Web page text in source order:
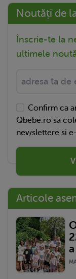
Noutăți de
Înscrie-te la
ultimele
Confirm ca
Qbebe.ro sa
newslettere si
Articole